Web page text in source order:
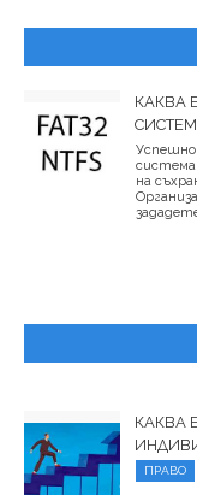
КАКВА
система
на
КАКВА
ПРАВО